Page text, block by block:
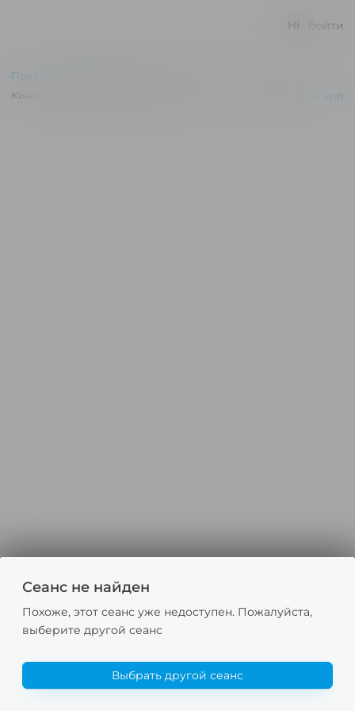
Войти
Правила и соглашения
Киноконцертный зал "Эльдар" © 2026
p24.app
Сеанс не найден
Похоже, этот сеанс уже недоступен. Пожалуйста,
выберите другой сеанс
Выбрать другой сеанс